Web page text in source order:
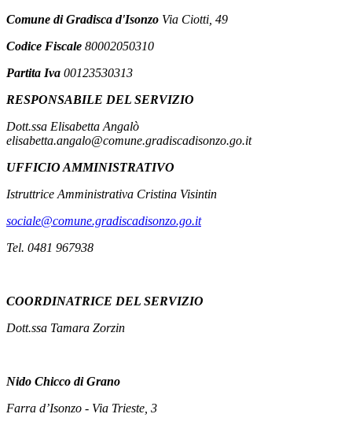
Comune di Gradisca d'Isonzo Via Ciotti, 49
Codice Fiscale 80002050310
Partita Iva 00123530313
RESPONSABILE DEL SERVIZIO
Dott.ssa Elisabetta Angalò
elisabetta.angalo@comune.gradiscadisonzo.go.it
UFFICIO AMMINISTRATIVO
Istruttrice Amministrativa Cristina Visintin
sociale@comune.gradiscadisonzo.go.it
Tel. 0481 967938
COORDINATRICE DEL SERVIZIO
Dott.ssa Tamara Zorzin
Nido Chicco di Grano
Farra d’Isonzo - Via Trieste, 3